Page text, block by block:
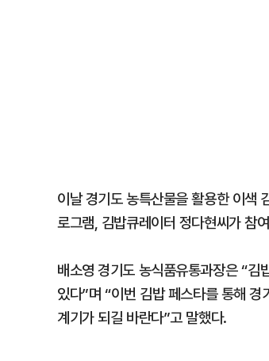
이날 경기도 농특산물을 활용한 이색
로그램, 김밥큐레이터 정다현씨가 참
배소영 경기도 농식품유통과장은 “
있다”며 “이번 김밥 페스타를 통해
계기가 되길 바란다”고 말했다.